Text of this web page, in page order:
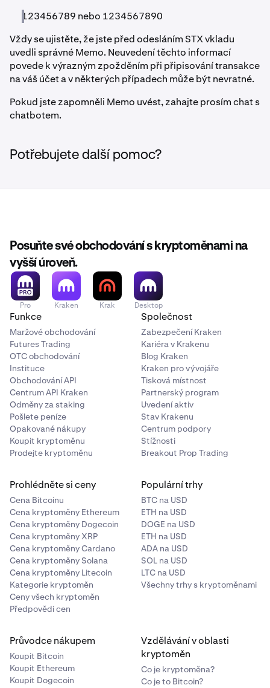
123456789 nebo 1234567890
Vždy se ujistěte, že jste před odesláním STX vkladu
uvedli správné Memo. Neuvedení těchto informací
povede k výrazným zpožděním při připisování transakce
na váš účet a v některých případech může být nevratné.
Pokud jste zapomněli Memo uvést, zahajte prosím chat s
chatbotem.
Potřebujete další pomoc?
Posuňte své obchodování s kryptoměnami na
vyšší úroveň.
Pro Kraken Krak Desktop
Funkce
Maržové obchodování
Futures Trading
OTC obchodování
Instituce
Obchodování API
Centrum API Kraken
Odměny za staking
Pošlete peníze
Opakované nákupy
Koupit kryptoměnu
Prodejte kryptoměnu
Společnost
Zabezpečení Kraken
Kariéra v Krakenu
Blog Kraken
Kraken pro vývojáře
Tisková místnost
Partnerský program
Uvedení aktiv
Stav Krakenu
Centrum podpory
Stížnosti
Breakout Prop Trading
Prohlédněte si ceny
Cena Bitcoinu
Cena kryptoměny Ethereum
Cena kryptoměny Dogecoin
Cena kryptoměny XRP
Cena kryptoměny Cardano
Cena kryptoměny Solana
Cena kryptoměny Litecoin
Kategorie kryptoměn
Ceny všech kryptoměn
Předpovědi cen
Populární trhy
BTC na USD
ETH na USD
DOGE na USD
ETH na USD
ADA na USD
SOL na USD
LTC na USD
Všechny trhy s kryptoměnami
Průvodce nákupem
Koupit Bitcoin
Koupit Ethereum
Koupit Dogecoin
Vzdělávání v oblasti
kryptoměn
Co je kryptoměna?
Co je to Bitcoin?